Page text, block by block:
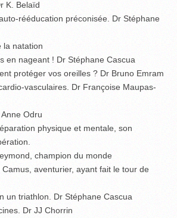
K. Belaïd
rééducation préconisée. Dr Stéphane
la natation
en nageant ! Dr Stéphane Cascua
protéger vos oreilles ? Dr Bruno Emram
vasculaires. Dr Françoise Maupas-
Odru
physique et mentale, son
champion du monde
aventurier, ayant fait le tour de
un triathlon. Dr Stéphane Cascua
Dr JJ Chorrin